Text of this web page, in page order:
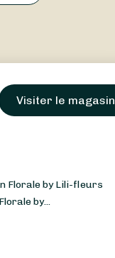
Visiter le magasin
Florale by Lili-fleurs
by...